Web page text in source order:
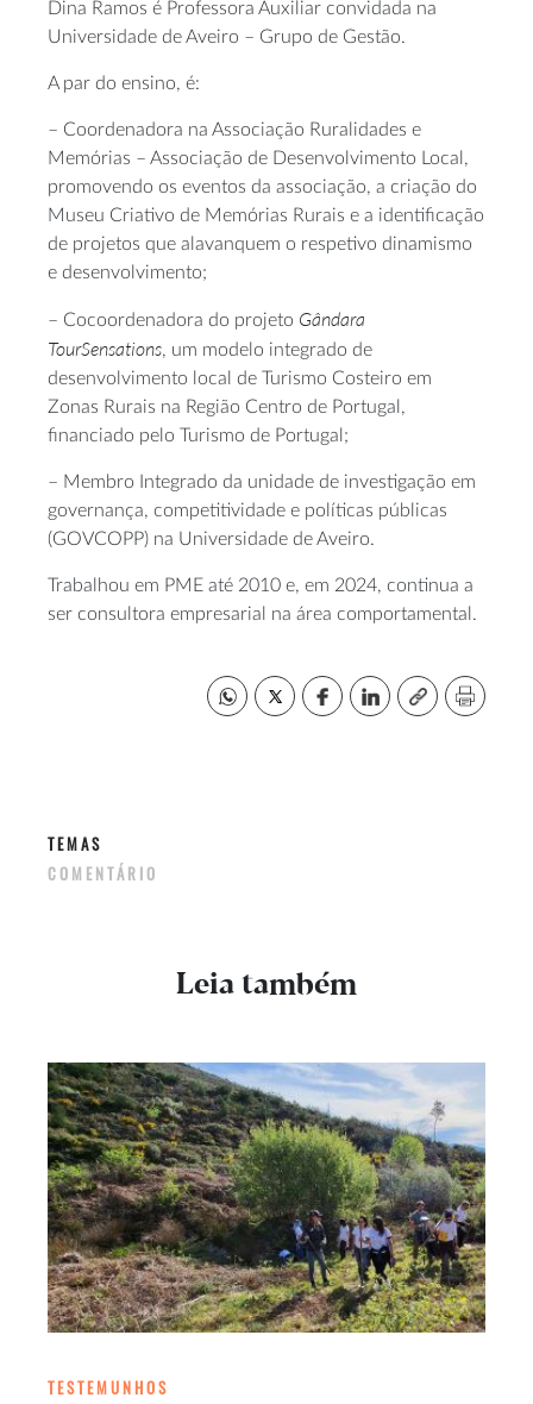
Dina Ramos é Professora Auxiliar convidada na
Universidade de Aveiro – Grupo de Gestão.
A par do ensino, é:
– Coordenadora na Associação Ruralidades e
Memórias – Associação de Desenvolvimento Local,
promovendo os eventos da associação, a criação do
Museu Criativo de Memórias Rurais e a identificação
de projetos que alavanquem o respetivo dinamismo
e desenvolvimento;
– Cocoordenadora do projeto Gândara
TourSensations, um modelo integrado de
desenvolvimento local de Turismo Costeiro em
Zonas Rurais na Região Centro de Portugal,
financiado pelo Turismo de Portugal;
– Membro Integrado da unidade de investigação em
governança, competitividade e políticas públicas
(GOVCOPP) na Universidade de Aveiro.
Trabalhou em PME até 2010 e, em 2024, continua a
ser consultora empresarial na área comportamental.
TEMAS
COMENTÁRIO
Leia também
TESTEMUNHOS